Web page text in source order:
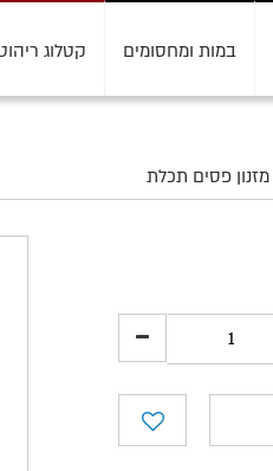
במות ומחסומים קטלוג
מזנון פסים תכלת